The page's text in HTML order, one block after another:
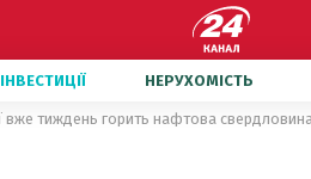
ІНВЕСТИЦІЇ НЕРУХОМІСТЬ
вже тиждень горить нафтова